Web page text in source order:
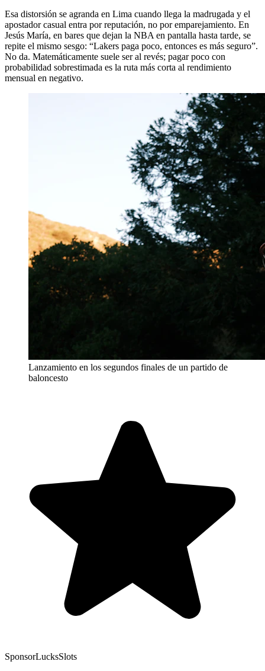
Esa distorsión se agranda en Lima cuando llega la madrugada y el
apostador casual entra por reputación, no por emparejamiento. En
Jesús María, en bares que dejan la NBA en pantalla hasta tarde, se
repite el mismo sesgo: “Lakers paga poco, entonces es más seguro”.
No da. Matemáticamente suele ser al revés; pagar poco con
probabilidad sobrestimada es la ruta más corta al rendimiento
mensual en negativo.
Lanzamiento en los segundos finales de un partido de
baloncesto
SponsorLucksSlots